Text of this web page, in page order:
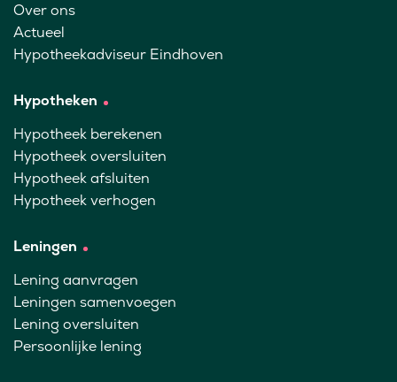
Over ons
Actueel
Hypotheekadviseur Eindhoven
Hypotheken
Hypotheek berekenen
Hypotheek oversluiten
Hypotheek afsluiten
Hypotheek verhogen
Leningen
Lening aanvragen
Leningen samenvoegen
Lening oversluiten
Persoonlijke lening